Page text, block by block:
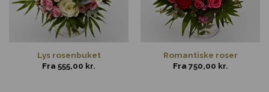
Lys rosenbuket
Fra 555,00 kr.
Romantiske roser
Fra 750,00 kr.